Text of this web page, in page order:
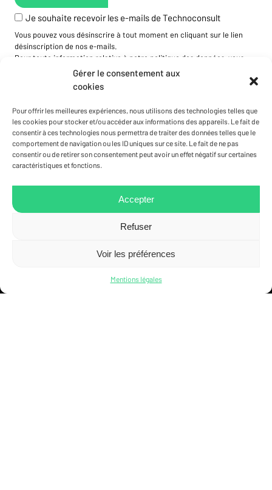
Gérer le consentement aux
cookies
Pour offrir les meilleures expériences, nous utilisons des technologies telles que
les cookies pour stocker et/ou accéder aux informations des appareils. Le fait de
consentir à ces technologies nous permettra de traiter des données telles que le
comportement de navigation ou les ID uniques sur ce site. Le fait de ne pas
consentir ou de retirer son consentement peut avoir un effet négatif sur certaines
caractéristiques et fonctions.
Accepter
Refuser
Voir les préférences
Mentions légales
Je souhaite recevoir les e-mails de Technoconsult
Vous pouvez vous désinscrire à tout moment en cliquant sur le lien
désinscription de nos e-mails.
Pour toute information relative à notre politique des données, vous
pouvez visiter notre site web.
L-4370 Belval